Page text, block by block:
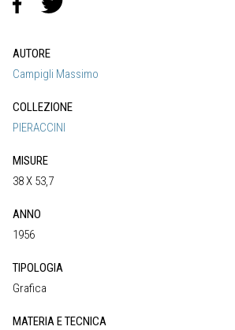
AUTORE
Campigli Massimo
COLLEZIONE
PIERACCINI
MISURE
38 X 53,7
ANNO
1956
TIPOLOGIA
Grafica
MATERIA E TECNICA